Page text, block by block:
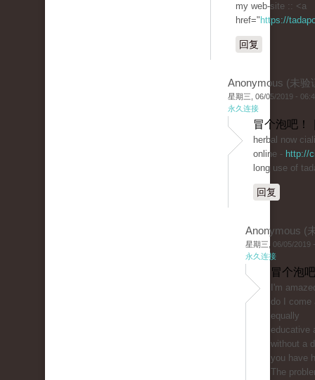
my web-site :: <a
href=" https://
回复
Anonymous (未验
星期三, 06/05/2019 -
永久连接
冒个泡吧！
herbal now
online - http://
long use of
回复
Anonymous (
星期三, 06/05/2019
永久连接
冒个泡
I'm
do I come
equally
educative
without a
you have
The